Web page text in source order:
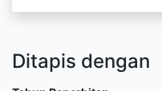
Ditapis dengan